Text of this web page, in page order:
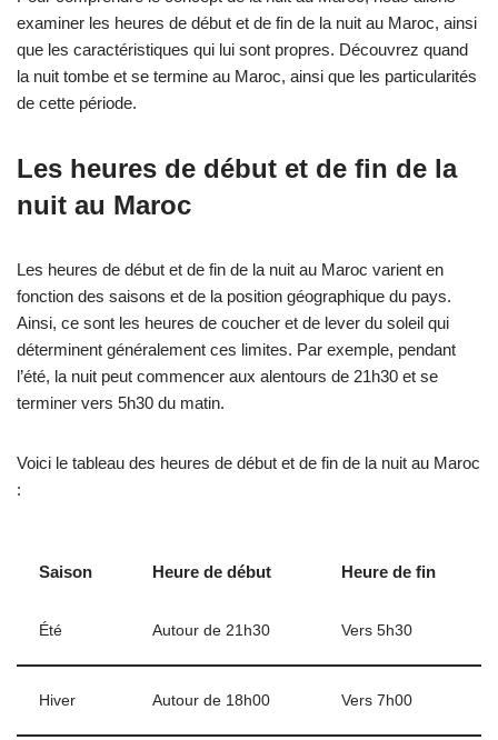
examiner les heures de début et de fin de la nuit au Maroc, ainsi
que les caractéristiques qui lui sont propres. Découvrez quand
la nuit tombe et se termine au Maroc, ainsi que les particularités
de cette période.
Les heures de début et de fin de la
nuit au Maroc
Les heures de début et de fin de la nuit au Maroc varient en
fonction des saisons et de la position géographique du pays.
Ainsi, ce sont les heures de coucher et de lever du soleil qui
déterminent généralement ces limites. Par exemple, pendant
l’été, la nuit peut commencer aux alentours de 21h30 et se
terminer vers 5h30 du matin.
Voici le tableau des heures de début et de fin de la nuit au Maroc
:
Saison Heure de début Heure de fin
Été Autour de 21h30 Vers 5h30
Hiver Autour de 18h00 Vers 7h00